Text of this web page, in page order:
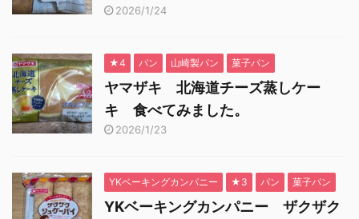
2026/1/24
★4 パン 山崎製パン 菓子パン
ヤマザキ 北海道チーズ蒸しケー
キ 食べてみました。
2026/1/23
YKベーキングカンパニー ★3 パン 菓子パン
YKベーキングカンパニー ザクザク